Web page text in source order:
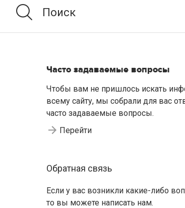
Часто задаваемые вопросы
Чтобы вам не пришлось искать
всему сайту, мы собрали для вас
часто задаваемые вопросы.
Перейти
Обратная связь
Если у вас возникли какие-либо
то вы можете написать нам.